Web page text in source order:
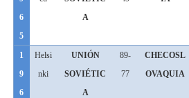
6
5
A
1
9
6
Helsi
nki
UNIÓN
SOVIÉTIC
A
89-
77
CHECOSL
OVAQUIA